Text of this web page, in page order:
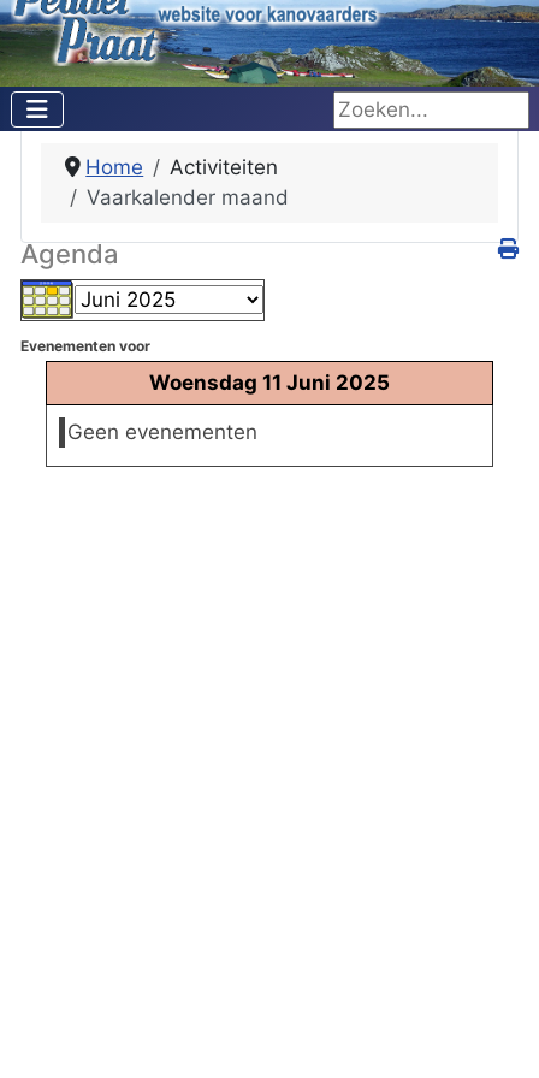
Zoeken...
Home
Activiteiten
Vaarkalender maand
Agenda
Evenementen voor
Woensdag 11 Juni 2025
Geen evenementen